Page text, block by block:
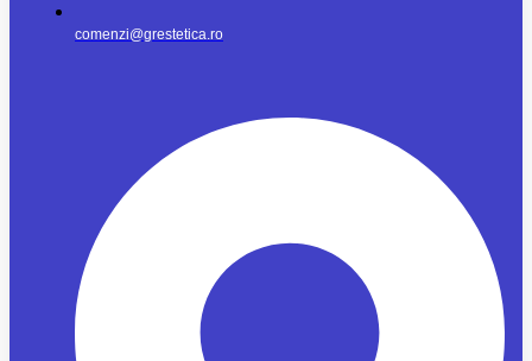
comenzi@grestetica.ro